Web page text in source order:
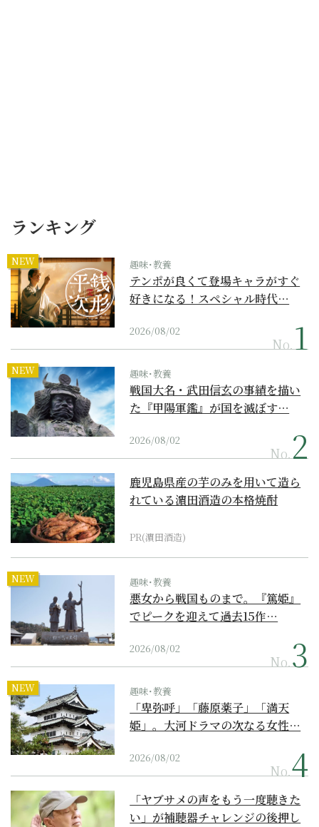
ランキング
NEW 趣味･教養
テンポが良くて登場キャラがすぐ
好きになる！スペシャル時代…
2026/08/02
No.
NEW 趣味･教養
戦国大名・武田信玄の事績を描い
た『甲陽軍鑑』が国を滅ぼす…
2026/08/02
No.
鹿児島県産の芋のみを用いて造ら
れている濵田酒造の本格焼酎
PR(濵田酒造)
NEW 趣味･教養
悪女から戦国ものまで。『篤姫』
でピークを迎えて過去15作…
2026/08/02
No.
NEW 趣味･教養
「卑弥呼」「藤原薬子」「満天
姫」。大河ドラマの次なる女性…
2026/08/02
No.
「ヤブサメの声をもう一度聴きた
い」が補聴器チャレンジの後押し